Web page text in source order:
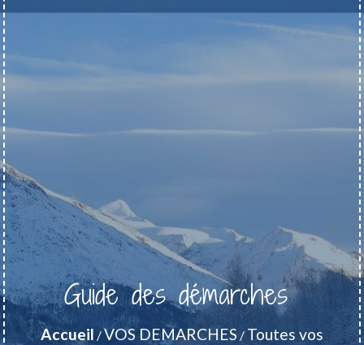
Guide des démarches
Accueil /VOS DEMARCHES / Toutes vos